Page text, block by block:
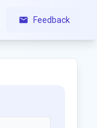
Feedback